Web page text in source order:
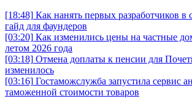
[18:48] Как нанять первых разработчиков в
гайд для фаундеров
[03:20] Как изменились цены на частные
летом 2026 года
[03:18] Отмена доплаты к пенсии для
изменилось
[03:16] Гостаможслужба запустила сервис
таможенной стоимости товаров